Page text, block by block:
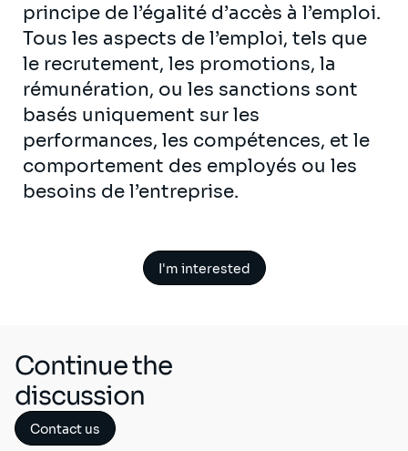
principe de l’égalité d’accès à l’emploi.
Tous les aspects de l’emploi, tels que
le recrutement, les promotions, la
rémunération, ou les sanctions sont
basés uniquement sur les
performances, les compétences, et le
comportement des employés ou les
besoins de l’entreprise.
I'm interested
Continue the
discussion
Contact us